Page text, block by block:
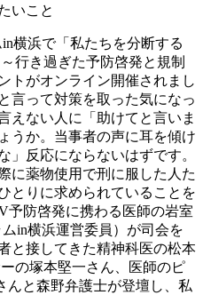
横浜で「私たちを分断する
行き過ぎた予防啓発と規制
トがオンライン開催されまし
言って対策を取った気になっ
えない人に「助けてと言いま
うか。当事者の声に耳を傾け
」反応にならないはずです。
に薬物使用で刑に服した人た
とりに求められていることを
予防啓発に携わる医師の岩室
in横浜運営委員）が司会を
と接してきた精神科医の松本
の塚本堅一さん、医師のピ
んと森野弁護士が登壇し、私